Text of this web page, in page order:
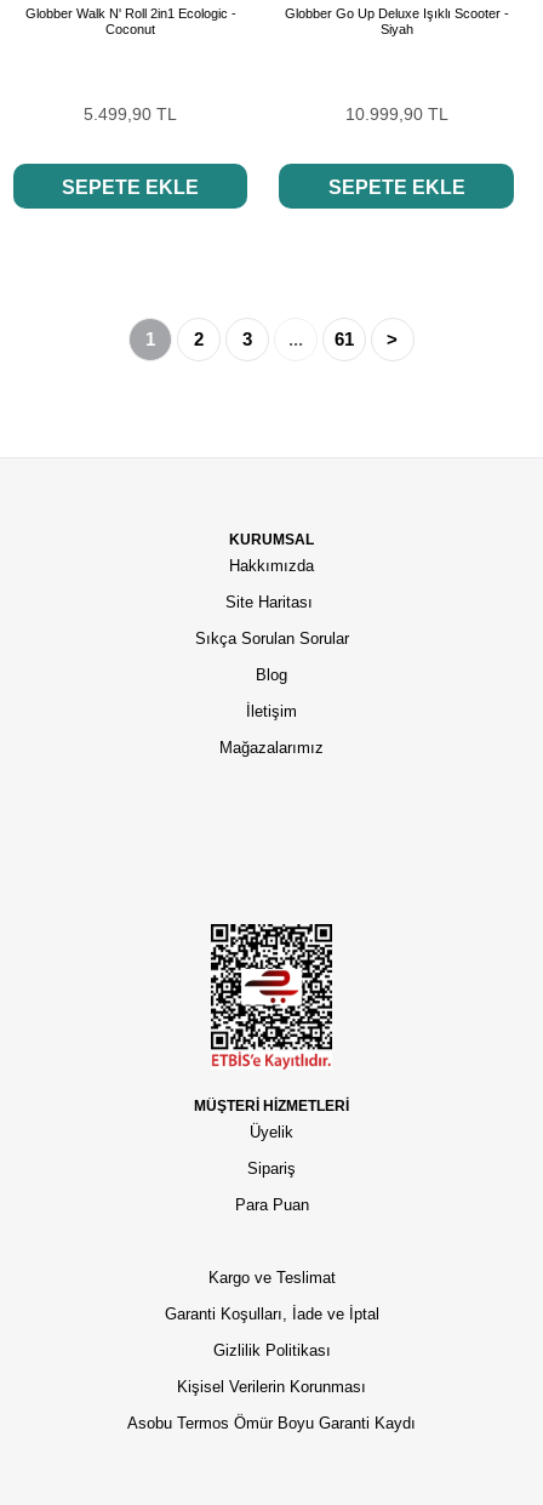
Globber Walk N' Roll 2in1 Ecologic -
Coconut
5.499,90 TL
SEPETE EKLE
Globber Go Up Deluxe Işıklı Scooter -
Siyah
10.999,90 TL
SEPETE EKLE
1 2 3 ... 61 >
KURUMSAL
Hakkımızda
Site Haritası
Sıkça Sorulan Sorular
Blog
İletişim
Mağazalarımız
MÜŞTERİ HİZMETLERİ
Üyelik
Sipariş
Para Puan
Kargo ve Teslimat
Garanti Koşulları, İade ve İptal
Gizlilik Politikası
Kişisel Verilerin Korunması
Asobu Termos Ömür Boyu Garanti Kaydı